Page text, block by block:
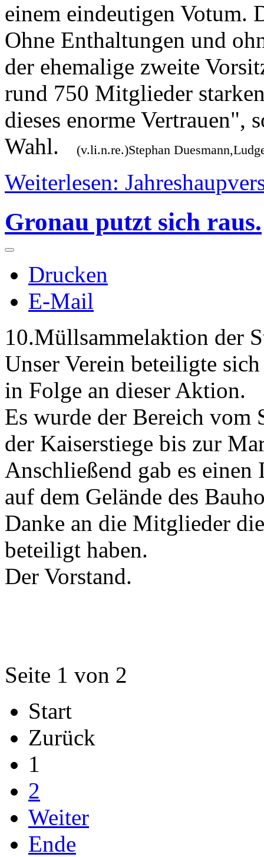
einem eindeutigen Votum.
Ohne Enthaltungen und
der ehemalige zweite
rund 750 Mitglieder
dieses enorme Vertrauen",
Wahl.
(v.li.n.re.)Stephan
Weiterlesen:
Gronau putzt sich raus.
Drucken
E-Mail
10.Müllsammelaktion der
Unser Verein beteiligte
in Folge an dieser Aktion.
Es wurde der Bereich vom
der Kaiserstiege bis zur
Anschließend gab es
auf dem Gelände des
Danke an die Mitglieder
beteiligt haben.
Der Vorstand.
Seite 1 von 2
Start
Zurück
1
2
Weiter
Ende